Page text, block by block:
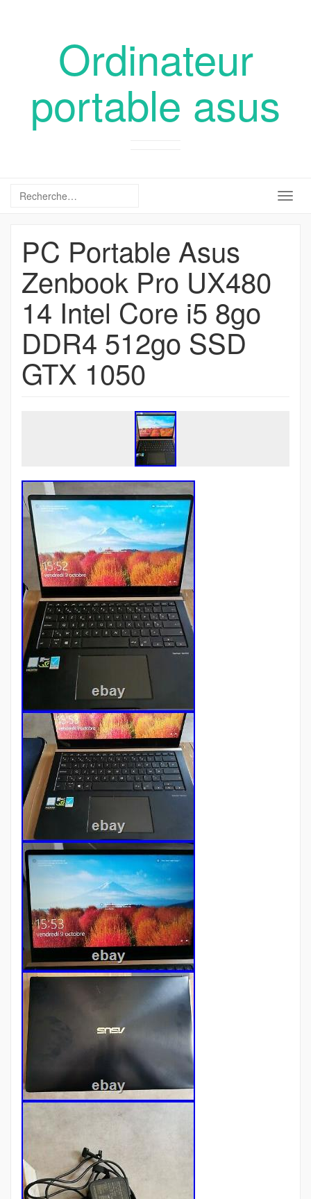
Ordinateur
portable asus
PC Portable Asus
Zenbook Pro UX480
14 Intel Core i5 8go
DDR4 512go SSD
GTX 1050